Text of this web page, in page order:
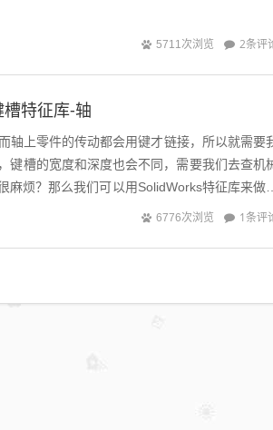
5711次浏览 2条评
特征库-轴
轴上零件的传动都会用键才链接，所以就需要
键槽的宽度和深度也会不同，需要我们去查机
麻烦？那么我们可以用SolidWorks特征库来做
6776次浏览 1条评